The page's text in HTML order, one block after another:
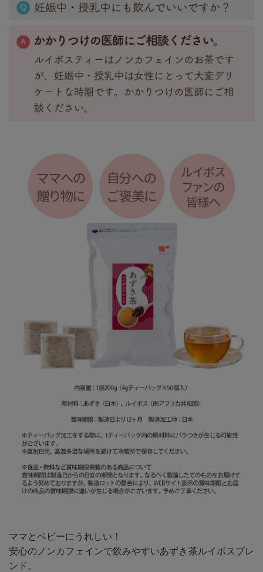
ママとベビーにうれしい！
安心のノンカフェインで飲みやすいあずき茶ルイボスブレ
ンド。